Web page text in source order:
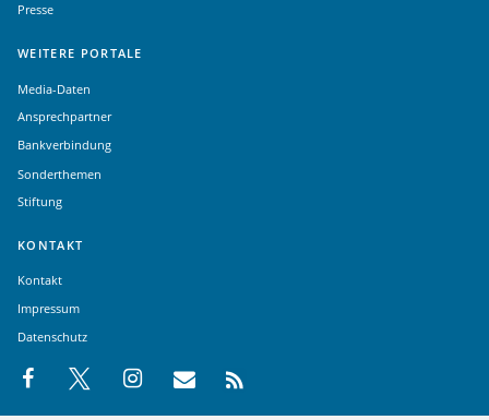
Presse
WEITERE PORTALE
Media-Daten
Ansprechpartner
Bankverbindung
Sonderthemen
Stiftung
KONTAKT
Kontakt
Impressum
Datenschutz